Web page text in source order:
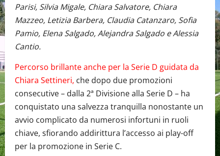
Parisi, Silvia Migale, Chiara Salvatore, Chiara
Mazzeo, Letizia Barbera, Claudia Catanzaro, Sofia
Pamio, Elena Salgado, Alejandra Salgado e Alessia
Cantio.
Percorso brillante anche per la Serie D guidata da
Chiara Settineri, che dopo due promozioni
consecutive – dalla 2ª Divisione alla Serie D – ha
conquistato una salvezza tranquilla nonostante un
avvio complicato da numerosi infortuni in ruoli
chiave, sfiorando addirittura l’accesso ai play-off
per la promozione in Serie C.